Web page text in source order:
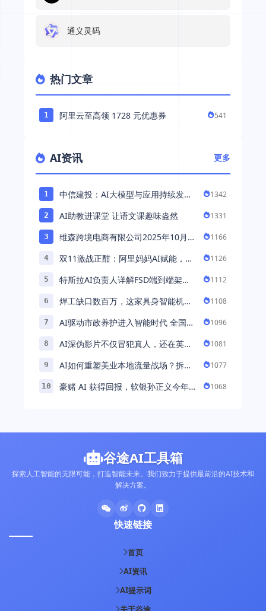
通义灵码
热门文章
1 阿里云至高领 1728 元优惠券 541
AI资讯 更多
1
中信建投：AI大模型与应用持续发展
1342
2 AI助教进课堂 让语文课趣味盎然 1331
3
维森跨境电商有限公司2025年10月落
1166
4
双11激战正酣：阿里妈妈AI赋能，助
1126
5
特斯拉AI负责人详解FSD端到端架
能 ...
1112
6
焊工缺口数百万，这家具身智能机器
1108
7
AI驱动市政养护进入智能时代 全国首
1096
8
AI深伪影片不仅冒犯真人，还在英国
1081
9
AI如何重塑美业本地流量战场？拆
1077
10
豪赌 AI 获得回报，软银孙正义今年财
1068
谷途AI工具箱
探索人工智能的无限可能，打造智能未来。我们致力于提供最前沿的AI技术和
解决方案。
快速链接
首页
AI资讯
AI提示词